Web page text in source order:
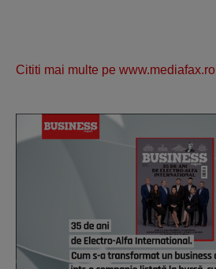
Cititi mai multe pe www.mediafax.ro